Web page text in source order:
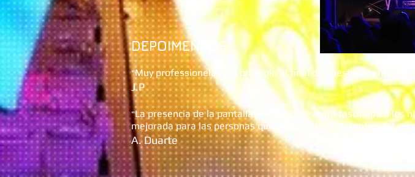
DEPOIMENTOS
"Muy professionelas del princípio al final de nuestro evento
J.P
"La presencia de la pantalla en nuestro evento fascinaba a los
mejorada para las personas que estaban más distantes del
A. Duarte